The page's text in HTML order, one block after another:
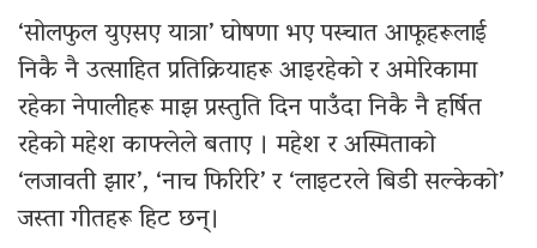
‘सोलफुल युएसए यात्रा’ घोषणा भए पस्चात आफूहरूलाई
निकै नै उत्साहित प्रतिक्रियाहरू आइरहेको र अमेरिकामा
रहेका नेपालीहरू माझ प्रस्तुति दिन पाउँदा निकै नै हर्षित
रहेको महेश काफ्लेले बताए । महेश र अस्मिताको
‘लजावती झार’, ‘नाच फिरिरि’ र ‘लाइटरले बिडी सल्केको’
जस्ता गीतहरू हिट छन्।